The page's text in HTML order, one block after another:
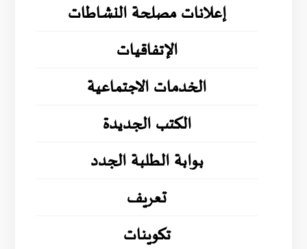
إعلانات مصلحة النشاطات
الإتفاقيات
الخدمات الاجتماعية
الكتب الجديدة
بوابة الطلبة الجدد
تعريف
تكوينات